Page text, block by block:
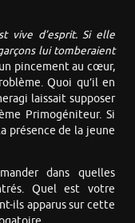
vive d’esprit. Si elle
lui tomberaient
pincement au cœur,
Quoi qu’il en
laissait supposer
Primogéniteur. Si
présence de la jeune
dans quelles
Quel est votre
ils apparus sur cette